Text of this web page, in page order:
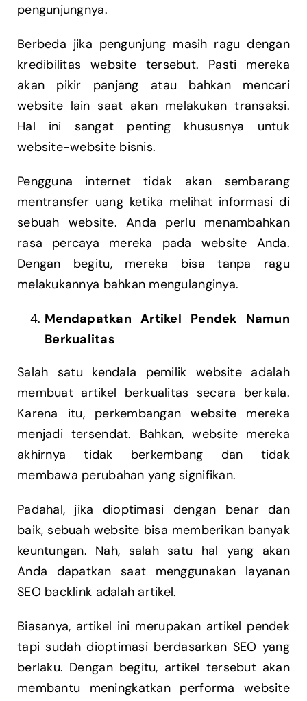
pengunjungnya.
Berbeda jika pengunjung masih ragu dengan
kredibilitas website tersebut. Pasti mereka
akan pikir panjang atau bahkan mencari
website lain saat akan melakukan transaksi.
Hal ini sangat penting khususnya untuk
website-website bisnis.
Pengguna internet tidak akan sembarang
mentransfer uang ketika melihat informasi di
sebuah website. Anda perlu menambahkan
rasa percaya mereka pada website Anda.
Dengan begitu, mereka bisa tanpa ragu
melakukannya bahkan mengulanginya.
Mendapatkan Artikel Pendek Namun
Berkualitas
Salah satu kendala pemilik website adalah
membuat artikel berkualitas secara berkala.
Karena itu, perkembangan website mereka
menjadi tersendat. Bahkan, website mereka
akhirnya tidak berkembang dan tidak
membawa perubahan yang signifikan.
Padahal, jika dioptimasi dengan benar dan
baik, sebuah website bisa memberikan banyak
keuntungan. Nah, salah satu hal yang akan
Anda dapatkan saat menggunakan layanan
SEO backlink adalah artikel.
Biasanya, artikel ini merupakan artikel pendek
tapi sudah dioptimasi berdasarkan SEO yang
berlaku. Dengan begitu, artikel tersebut akan
membantu meningkatkan performa website